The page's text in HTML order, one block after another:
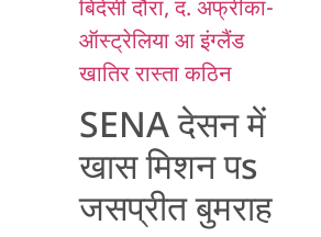
बिदेसी दौरा, द. अफ्रीका-
ऑस्ट्रेलिया आ इंग्लैंड
खातिर रास्ता कठिन
SENA देसन में
खास मिशन पs
जसप्रीत बुमराह